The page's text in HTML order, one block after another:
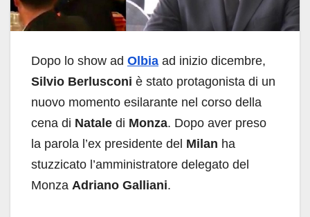
Dopo lo show ad Olbia ad inizio dicembre,
Silvio Berlusconi è stato protagonista di un
nuovo momento esilarante nel corso della
cena di Natale di Monza. Dopo aver preso
la parola l’ex presidente del Milan ha
stuzzicato l’amministratore delegato del
Monza Adriano Galliani.